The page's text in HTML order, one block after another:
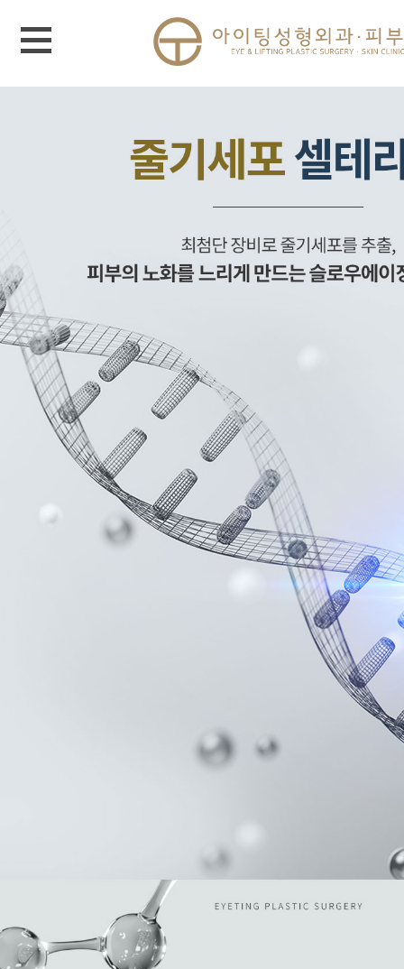
메뉴 열기